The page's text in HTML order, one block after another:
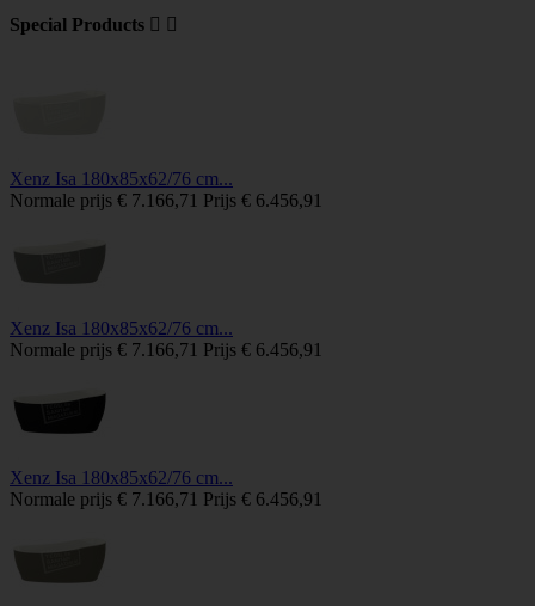
Special Products  
Xenz Isa 180x85x62/76 cm...
Normale prijs € 7.166,71 Prijs € 6.456,91
Xenz Isa 180x85x62/76 cm...
Normale prijs € 7.166,71 Prijs € 6.456,91
Xenz Isa 180x85x62/76 cm...
Normale prijs € 7.166,71 Prijs € 6.456,91